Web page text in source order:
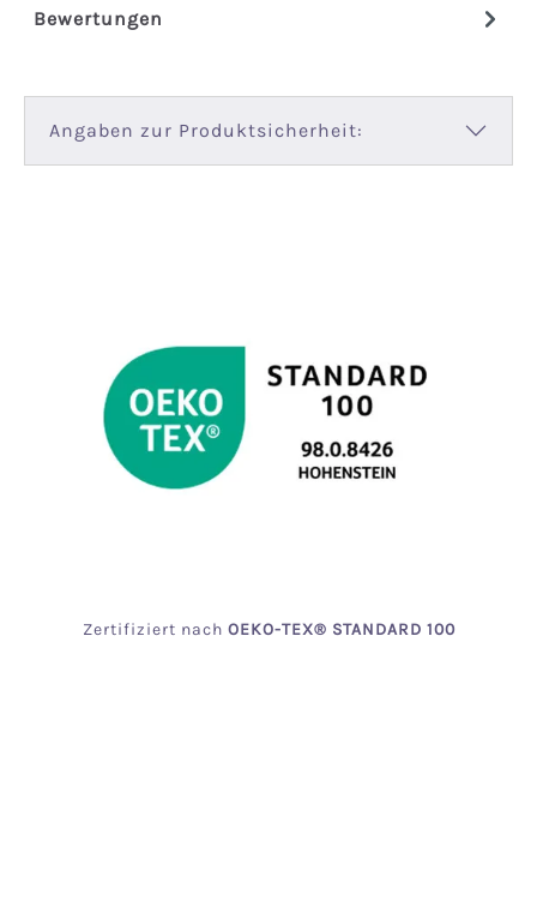
Bewertungen
Angaben zur Produktsicherheit:
Zertifiziert nach OEKO-TEX® STANDARD 100